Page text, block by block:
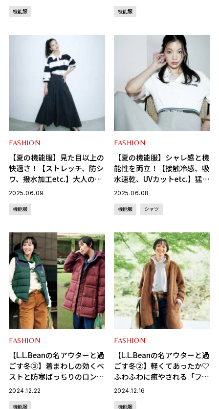
機能服 機能服
FASHION
【夏の機能服】見た目以上の
快適さ！【ストレッチ、防シ
ワ、撥水加工etc.】大人の上
品見えスカート選ぶならコ
2025.06.09
機能服
FASHION
【夏の機能服】シャレ感と機
能性を両立！【接触冷感、吸
水速乾、UVカットetc.】猛暑
を乗り切る最強夏トップス
2025.06.08
機能服 シャツ
FASHION
【L.L.Beanの名アウターと過
ごす冬③】着まわしの効くベ
ストと防寒ばっちりのロング
コート、ダウンは2着持って
2024.12.22
機能服
FASHION
【L.L.Beanの名アウターと過
ごす冬②】軽くてあったか♡
ふわふわに癒やされる「フリ
ースアウター」
2024.12.16
機能服